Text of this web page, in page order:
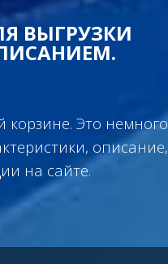
ВЫГРУЗКИ
корзине. Это немного
описание,
на сайте.